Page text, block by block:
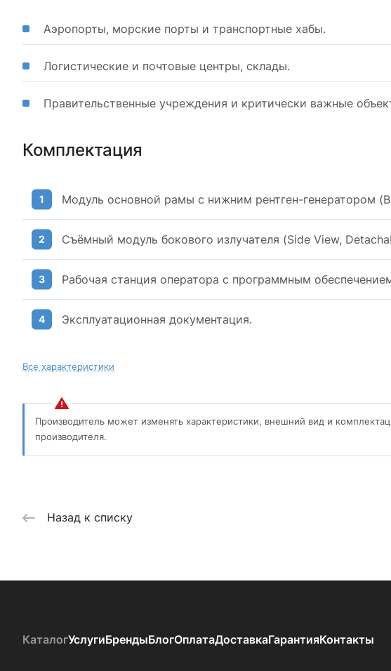
Аэропорты, морские порты и транспортные хабы.
Логистические и почтовые центры, склады.
Правительственные учреждения и критически важные
Комплектация
Модуль основной рамы с нижним рентген-генератором
Съёмный модуль бокового излучателя (Side View,
Рабочая станция оператора с программным
Эксплуатационная документация.
Все характеристики
Производитель может изменять характеристики, внешний вид и
производителя.
Назад к списку
КаталогУслугиБрендыБлогОплатаДоставкаГарантияКонтакты